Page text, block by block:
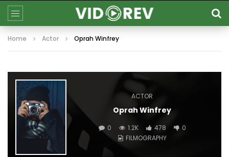
Home Actor Oprah Winfrey
ACTOR
Oprah Winfrey
0 1.2K 478
0
FILMOGRAPHY